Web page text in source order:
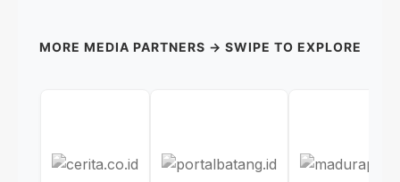
MORE MEDIA PARTNERS → SWIPE TO EXPLORE